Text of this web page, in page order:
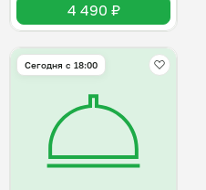
4 490 ₽
Сегодня с 18:00